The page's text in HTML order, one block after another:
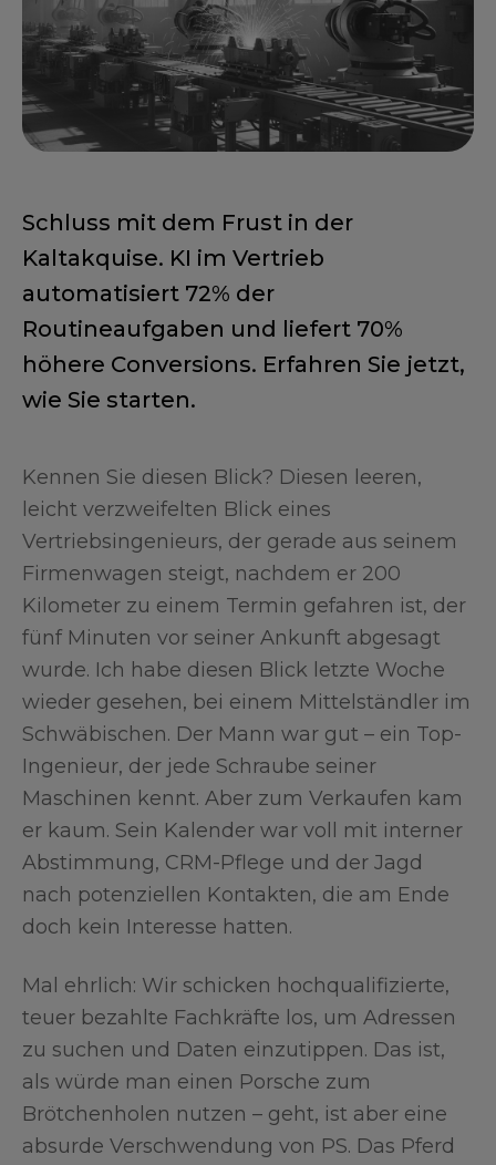
Schluss mit dem Frust in der
Kaltakquise. KI im Vertrieb
automatisiert 72% der
Routineaufgaben und liefert 70%
höhere Conversions. Erfahren Sie jetzt,
wie Sie starten.
Kennen Sie diesen Blick? Diesen leeren,
leicht verzweifelten Blick eines
Vertriebsingenieurs, der gerade aus seinem
Firmenwagen steigt, nachdem er 200
Kilometer zu einem Termin gefahren ist, der
fünf Minuten vor seiner Ankunft abgesagt
wurde. Ich habe diesen Blick letzte Woche
wieder gesehen, bei einem Mittelständler im
Schwäbischen. Der Mann war gut – ein Top-
Ingenieur, der jede Schraube seiner
Maschinen kennt. Aber zum Verkaufen kam
er kaum. Sein Kalender war voll mit interner
Abstimmung, CRM-Pflege und der Jagd
nach potenziellen Kontakten, die am Ende
doch kein Interesse hatten.
Mal ehrlich: Wir schicken hochqualifizierte,
teuer bezahlte Fachkräfte los, um Adressen
zu suchen und Daten einzutippen. Das ist,
als würde man einen Porsche zum
Brötchenholen nutzen – geht, ist aber eine
absurde Verschwendung von PS. Das Pferd